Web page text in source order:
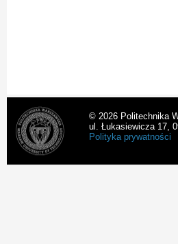
© 2026 Politechnika
ul. Łukasiewicza 17,
Polityka prywatności